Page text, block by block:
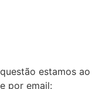
estamos ao
por email: